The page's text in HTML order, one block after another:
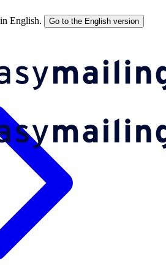
English. Go to the English version
para pymes: cuáles sí valen la